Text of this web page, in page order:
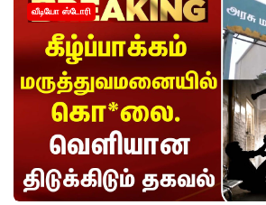
வீடியோ ஸ்டோரி